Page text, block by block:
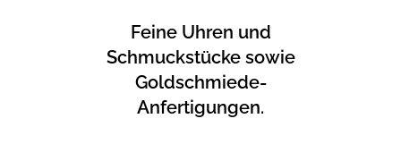
Feine Uhren und
Schmuckstücke sowie
Goldschmiede-
Anfertigungen.